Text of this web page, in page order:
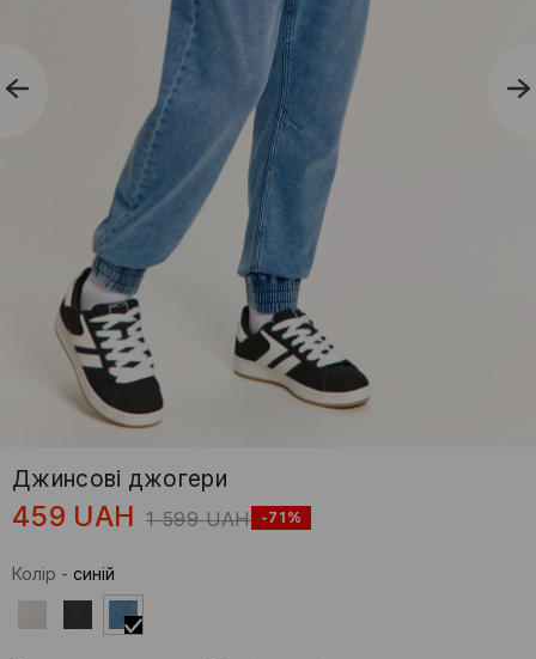
Джинсові джогери
459 UAH 1 599 UAH -71%
Колір - синій